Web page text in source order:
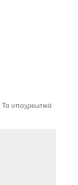
Τα υποχρεωτικά